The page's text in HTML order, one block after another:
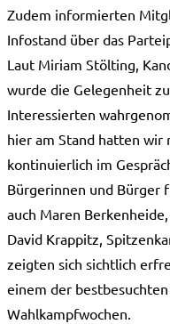
Zudem informierten
Infostand über das
Laut Miriam Stölting,
wurde die Gelegenheit
Interessierten
hier am Stand hatten wir
kontinuierlich im
Bürgerinnen und Bürger
auch Maren
David Krappitz,
zeigten sich sichtlich
einem der
Wahlkampfwochen.